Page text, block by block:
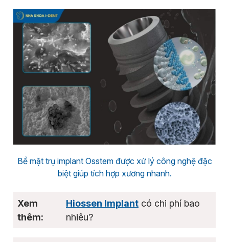
Bề mặt trụ implant Osstem được xử lý công nghệ đặc
biệt giúp tích hợp xương nhanh.
Hiossen Implantcó chi phí bao
nhiêu?